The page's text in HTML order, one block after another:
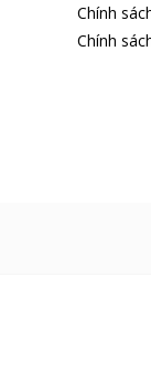
Chính
Chính